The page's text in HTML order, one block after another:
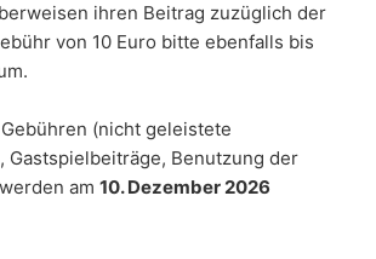
ihren Beitrag zuzüglich der
von 10 Euro bitte ebenfalls bis
(nicht geleistete
Gastspielbeiträge, Benutzung der
am10. Dezember 2026